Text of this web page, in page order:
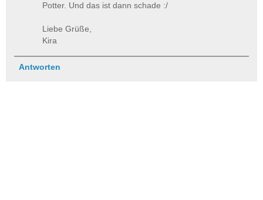
Potter. Und das ist dann schade :/
Liebe Grüße,
Kira
Antworten